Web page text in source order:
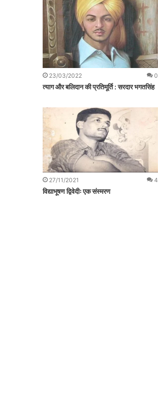
23/03/2022 0
त्याग और बलिदान की प्रतिमूर्ति : सरदार भगतसिंह
27/11/2021 4
विद्याभूषण द्विवेदीः एक संस्मरण